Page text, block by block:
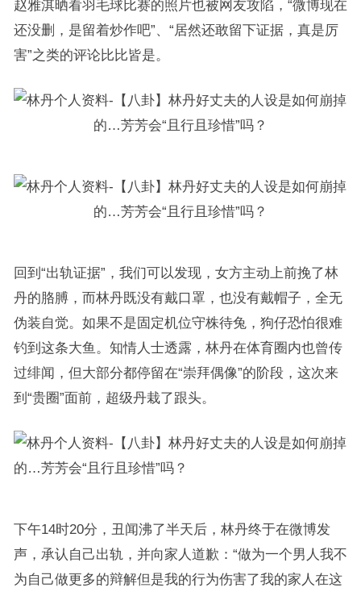
赵雅淇晒看羽毛球比赛的照片也被网友攻陷，“微博现在
还没删，是留着炒作吧”、“居然还敢留下证据，真是厉
害”之类的评论比比皆是。
回到“出轨证据”，我们可以发现，女方主动上前挽了林
丹的胳膊，而林丹既没有戴口罩，也没有戴帽子，全无
伪装自觉。如果不是固定机位守株待兔，狗仔恐怕很难
钓到这条大鱼。知情人士透露，林丹在体育圈内也曾传
过绯闻，但大部分都停留在“崇拜偶像”的阶段，这次来
到“贵圈”面前，超级丹栽了跟头。
下午14时20分，丑闻沸了半天后，林丹终于在微博发
声，承认自己出轨，并向家人道歉：“做为一个男人我不
为自己做更多的辩解但是我的行为伤害了我的家人在这